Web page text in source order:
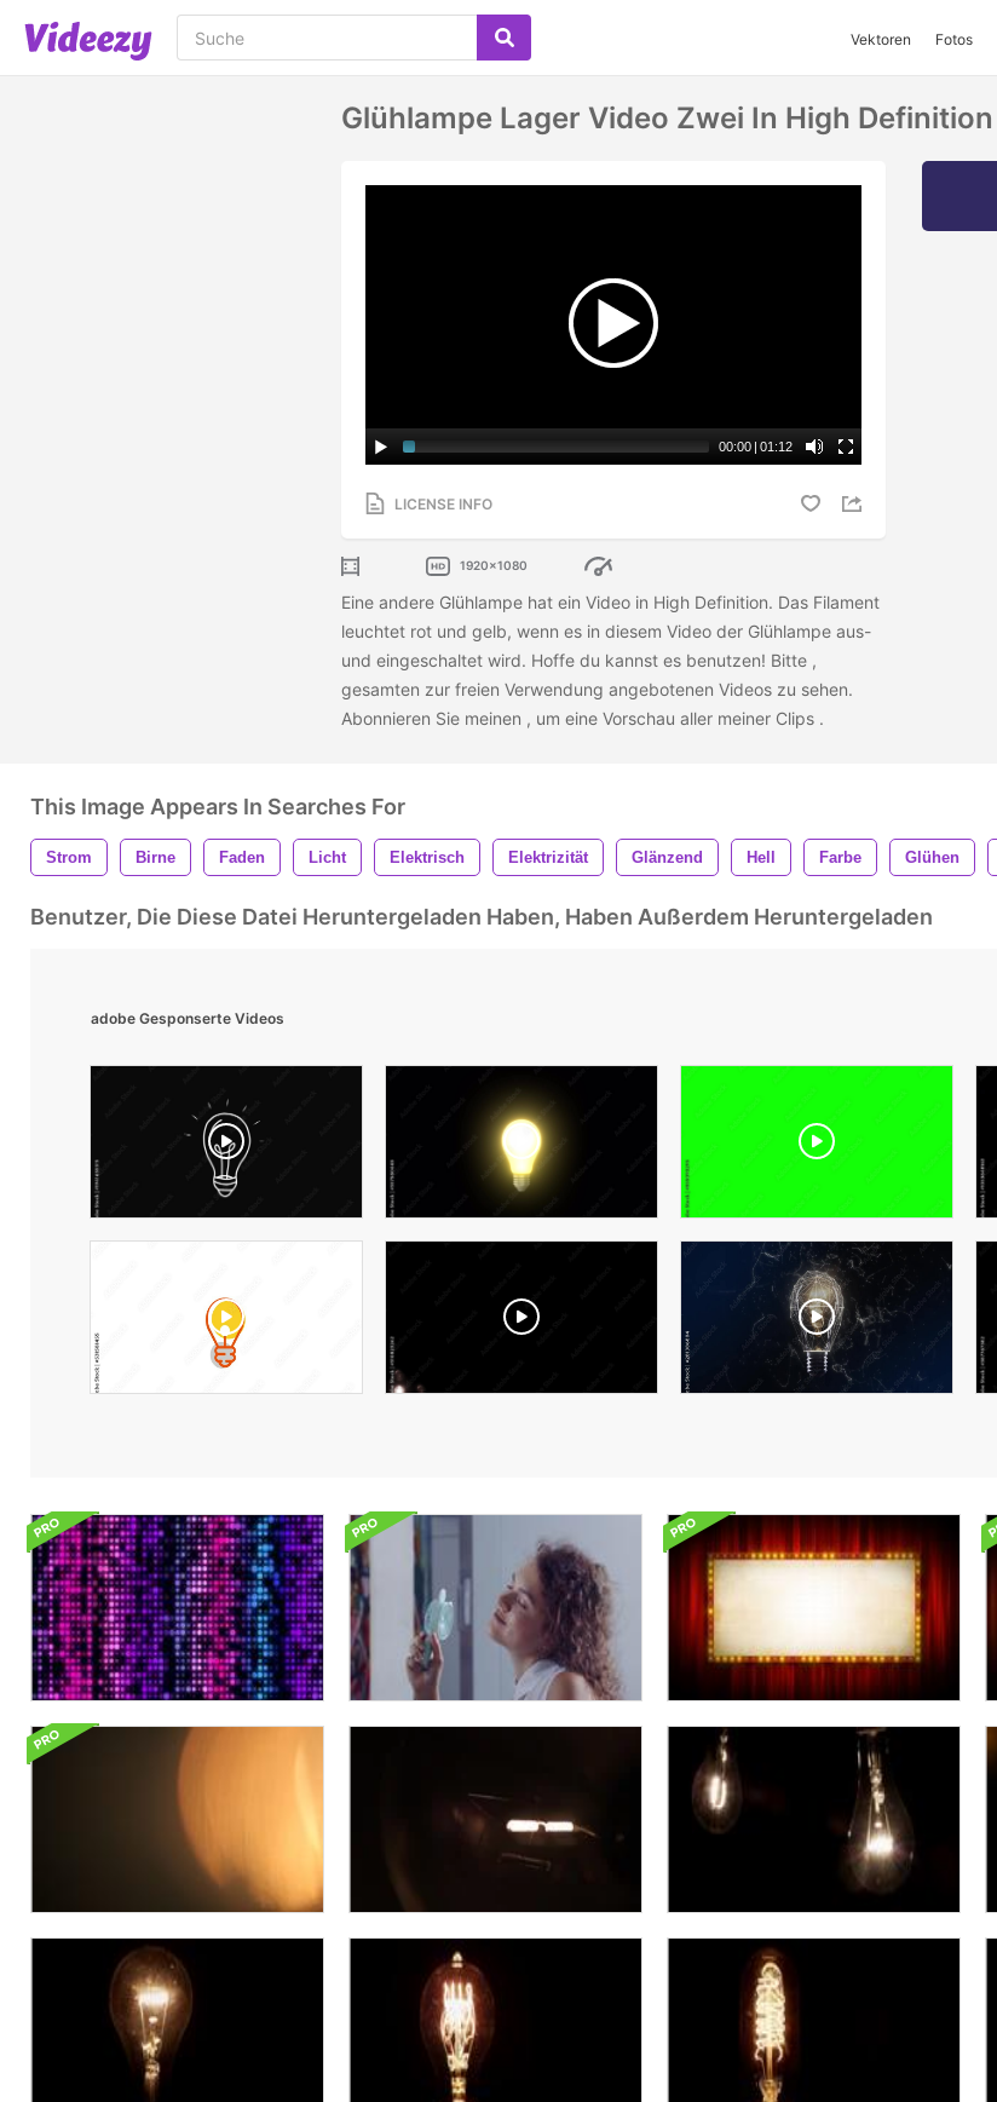
Vektoren Fotos
Glühlampe Lager Video Zwei In High Definition
00:00 | 01:12
LICENSE INFO
1920x1080
Eine andere Glühlampe hat ein Video in High Definition. Das Filament
leuchtet rot und gelb, wenn es in diesem Video der Glühlampe aus-
und eingeschaltet wird. Hoffe du kannst es benutzen! Bitte ,
gesamten zur freien Verwendung angebotenen Videos zu sehen.
Abonnieren Sie meinen , um eine Vorschau aller meiner Clips .
This Image Appears In Searches For
Strom Birne Faden Licht Elektrisch Elektrizität Glänzend Hell Farbe Glühen
Benutzer, Die Diese Datei Heruntergeladen Haben, Haben Außerdem Heruntergeladen
adobe Gesponserte Videos